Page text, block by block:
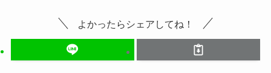
よかったらシェアしてね！